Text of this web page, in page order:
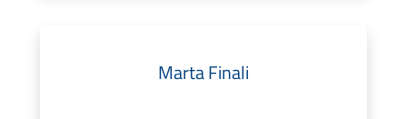
Marta Finali